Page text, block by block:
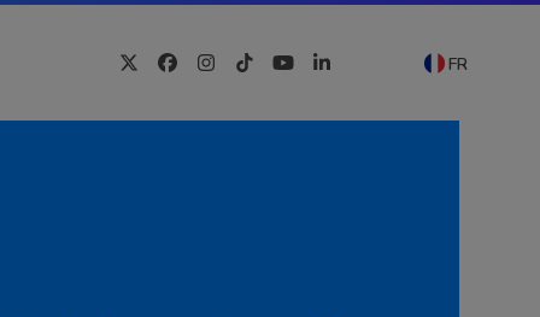
TwitterFacebook
Instagram
TiktokYouTubeLinkedIn FR